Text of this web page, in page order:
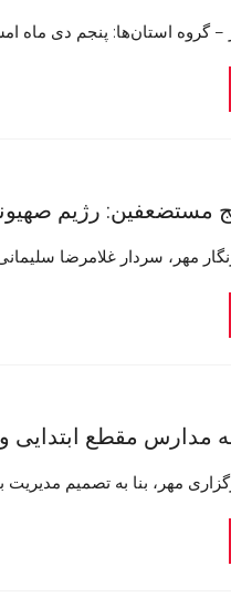
گروه استان‌ها: پنجم دی ماه
مستضعفین: رژیم
مهر، سردار غلامرضا
مدارس مقطع ابتدایی
مهر، بنا به تصمیم